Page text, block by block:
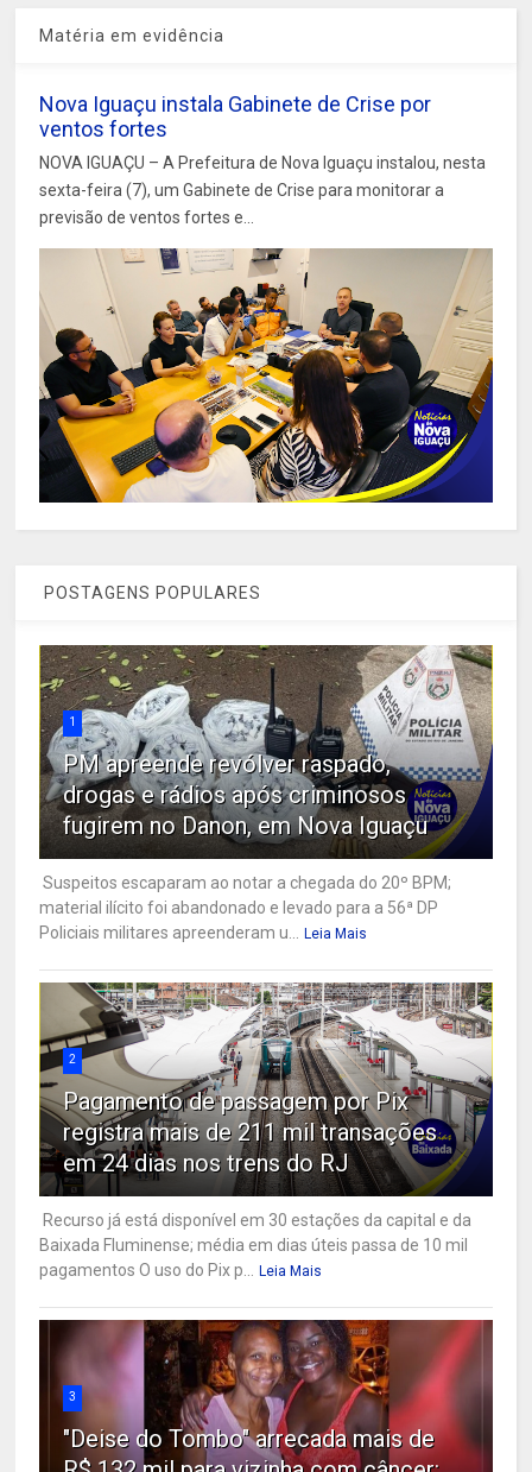
Matéria em evidência
Nova Iguaçu instala Gabinete de Crise por
ventos fortes
NOVA IGUAÇU – A Prefeitura de Nova Iguaçu instalou, nesta
sexta-feira (7), um Gabinete de Crise para monitorar a
previsão de ventos fortes e...
POSTAGENS POPULARES
1
PM apreende revólver raspado,
drogas e rádios após criminosos
fugirem no Danon, em Nova Iguaçu
Suspeitos escaparam ao notar a chegada do 20º BPM;
material ilícito foi abandonado e levado para a 56ª DP
Policiais militares apreenderam u... Leia Mais
2
Pagamento de passagem por Pix
registra mais de 211 mil transações
em 24 dias nos trens do RJ
Recurso já está disponível em 30 estações da capital e da
Baixada Fluminense; média em dias úteis passa de 10 mil
pagamentos O uso do Pix p... Leia Mais
3
"Deise do Tombo" arrecada mais de